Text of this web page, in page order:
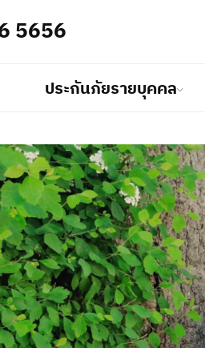
5656
ประกันภัยรายบุคคล
ประกันภัยรายบุคคล
อินทรมีแบบประกันภัยรายบุคค
เพื่อตอบสนองความต้องกา
ว่าเรามีทุกสิ่งที่คุณต้องการใ
และครอบครัวของคุณ
ประกันภัยธุรกิจ
อินทรมีประกันภัยธุรกิจที่ช่วยใ
ของคุณ ด้วยบริการประกันภั
เราพร้อมที่จะดูแลความปลอ
นักลงทุนสัมพันธ์
เราพัฒนาและปรับปรุงระบบง
ทั่วประเทศ
มุ่งเน้นให้มีประสิทธิภาพและค
ลงทุน
เกี่ยวกับเรา
บริษัทอินทรประกันภัย จำกัด (ม
บริหารงานอย่างมีธรรมาภิบ
บริการลูกค้า
เราให้ความสำคัญกับคุณในเมนู
คนสำคัญที่สุด ดังนั้นเรามุ่งมั่น
และความผาสุขในชีวิตของคุณ